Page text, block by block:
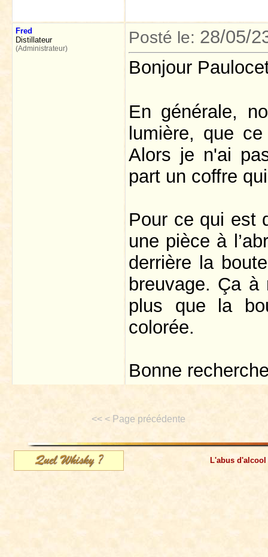
Fred
Distillateur
(Administrateur)
Posté le: 28/05/
Bonjour
En générale,
lumière, que
Alors je n'ai
part un coffre
Pour ce qui est
une pièce à
derrière la
breuvage. Ça
plus que la
colorée.
Bonne
<< < Page précédente
L'abus